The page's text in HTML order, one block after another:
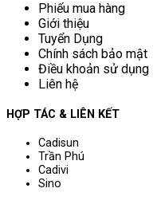
Phiếu mua hàng
Giới thiệu
Tuyển Dụng
Chính sách bảo mật
Điều khoản sử dụng
Liên hệ
HỢP TÁC & LIÊN KẾT
Cadisun
Trần Phú
Cadivi
Sino